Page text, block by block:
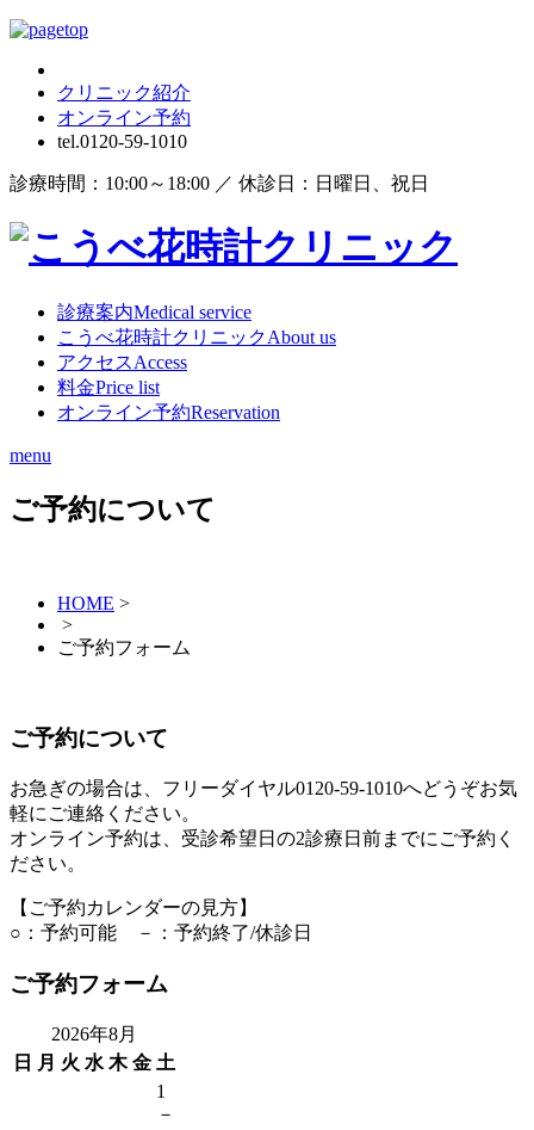
クリニック紹介
オンライン予約
tel.0120-59-1010
診療時間：10:00～18:00 ／ 休診日：日曜日、祝日
診療案内Medical service
こうべ花時計クリニックAbout us
アクセスAccess
料金Price list
オンライン予約Reservation
menu
ご予約について
HOME >
>
ご予約フォーム
ご予約について
お急ぎの場合は、フリーダイヤル0120-59-1010へどうぞお気
軽にご連絡ください。
オンライン予約は、受診希望日の2診療日前までにご予約く
ださい。
【ご予約カレンダーの見方】
○：予約可能 －：予約終了/休診日
ご予約フォーム
2026年8月
日
月 火 水 木 金 土
1
－